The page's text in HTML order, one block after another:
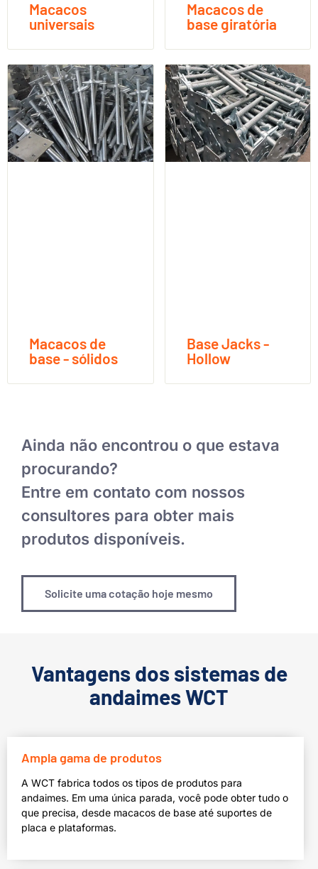
Macacos
universais
Macacos de
base giratória
Macacos de
base - sólidos
Base Jacks -
Hollow
Ainda não encontrou o que estava
procurando?
Entre em contato com nossos
consultores para obter mais
produtos disponíveis.
Solicite uma cotação hoje mesmo
Vantagens dos sistemas de
andaimes WCT
Ampla gama de produtos
A WCT fabrica todos os tipos de produtos para
andaimes. Em uma única parada, você pode obter tudo o
que precisa, desde macacos de base até suportes de
placa e plataformas.